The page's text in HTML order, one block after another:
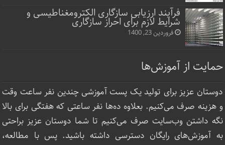
فرآیند ارزیابی سازگاری الکترومغناطیسی و
شرایط لازم برای احراز سازگاری
فروردین 23, 1400
حمایت از آموزش‌ها
دوستان عزیز برای تولید یک پست آموزشی چندین نفر ساعت‌ وقت
و هزینه صرف می‌کنیم. بعلاوه ده‌ها نفر ساعتی که هفتگی برای بالا
نگه داشتن وب‌سایت صرف ‌می‌کنیم تا شما دوستان عزیز براحتی
به آموزش‌های رایگان دسترسی داشته باشید. پس با مطالعه،